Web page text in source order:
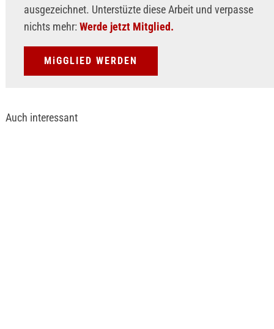
ausgezeichnet. Unterstüzte diese Arbeit und verpasse
nichts mehr: Werde jetzt Mitglied.
MiGGLIED WERDEN
Auch interessant